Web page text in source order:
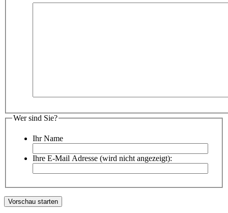
Wer sind Sie?
Ihr Name
Ihre E-Mail Adresse (wird nicht angezeigt):